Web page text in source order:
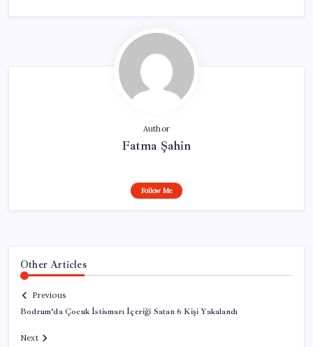
Author
Fatma Şahin
Follow Me
Other Articles
Previous
Bodrum’da Çocuk İstismarı İçeriği Satan 6 Kişi Yakalandı
Next